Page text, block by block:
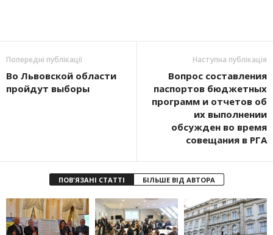
Попередні публікації
Во Львовской области
пройдут выборы
Наступна публікація
Вопрос составления
паспортов бюджетных
программ и отчетов об
их выполнении
обсужден во время
совещания в РГА
ПОВ'ЯЗАНІ СТАТТІ БІЛЬШЕ ВІД АВТОРА